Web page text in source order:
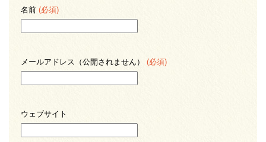
名前 (必須)
メールアドレス（公開されません） (必須)
ウェブサイト